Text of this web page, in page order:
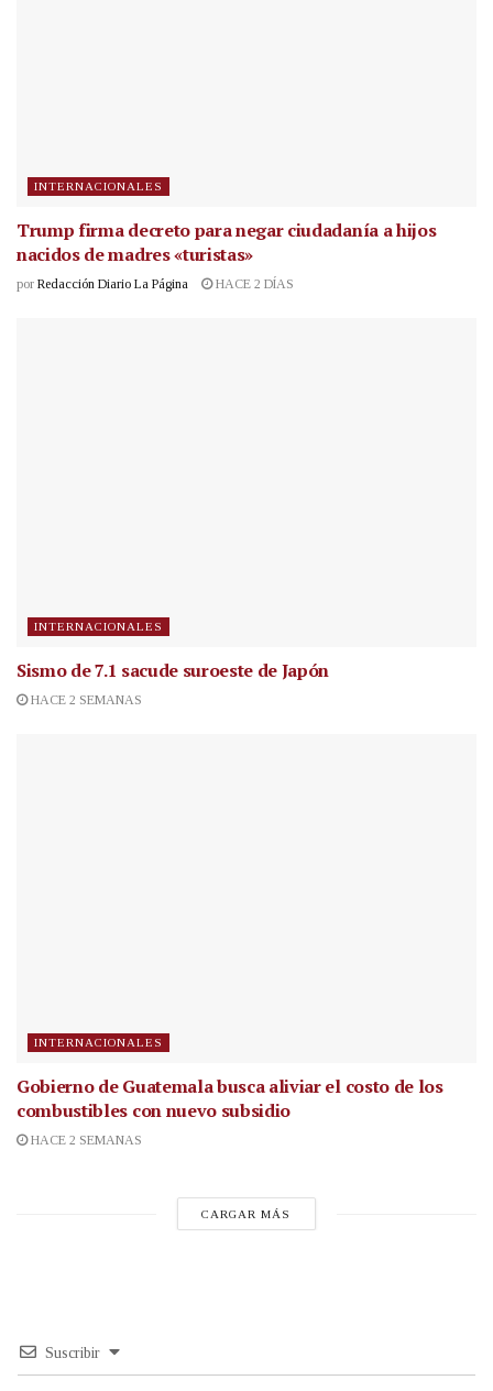
INTERNACIONALES
Trump firma decreto para negar ciudadanía a hijos
nacidos de madres «turistas»
por Redacción Diario La Página HACE 2 DÍAS
INTERNACIONALES
Sismo de 7.1 sacude suroeste de Japón
HACE 2 SEMANAS
INTERNACIONALES
Gobierno de Guatemala busca aliviar el costo de los
combustibles con nuevo subsidio
HACE 2 SEMANAS
CARGAR MÁS
Suscribir